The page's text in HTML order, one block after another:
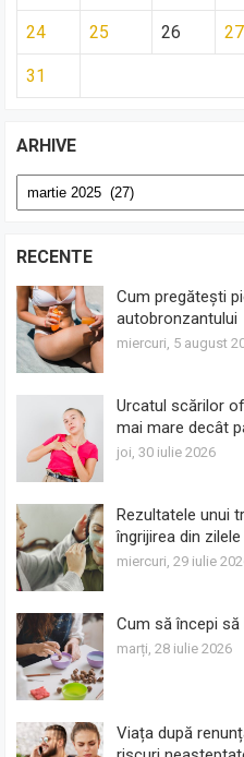
24 25 26 27
31
ARHIVE
Arhive
RECENTE
Cum pregătești
autobronzantului
miercuri, 5 august
Urcatul scărilor
mai mare decât
joi, 30 iulie 2026
Rezultatele unui
îngrijirea din
miercuri, 29 iulie
Cum să începi
marți, 28 iulie 2026
Viața după